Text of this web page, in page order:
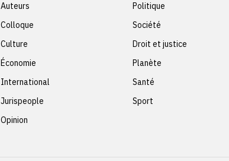
Auteurs
Colloque
Culture
Économie
International
Jurispeople
Opinion
Politique
Société
Droit et justice
Planète
Santé
Sport